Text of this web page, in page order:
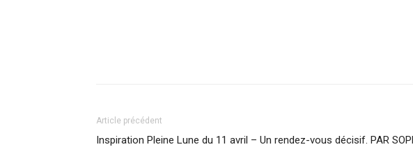
Article précédent
Inspiration Pleine Lune du 11 avril – Un rendez-vous décisif. PAR